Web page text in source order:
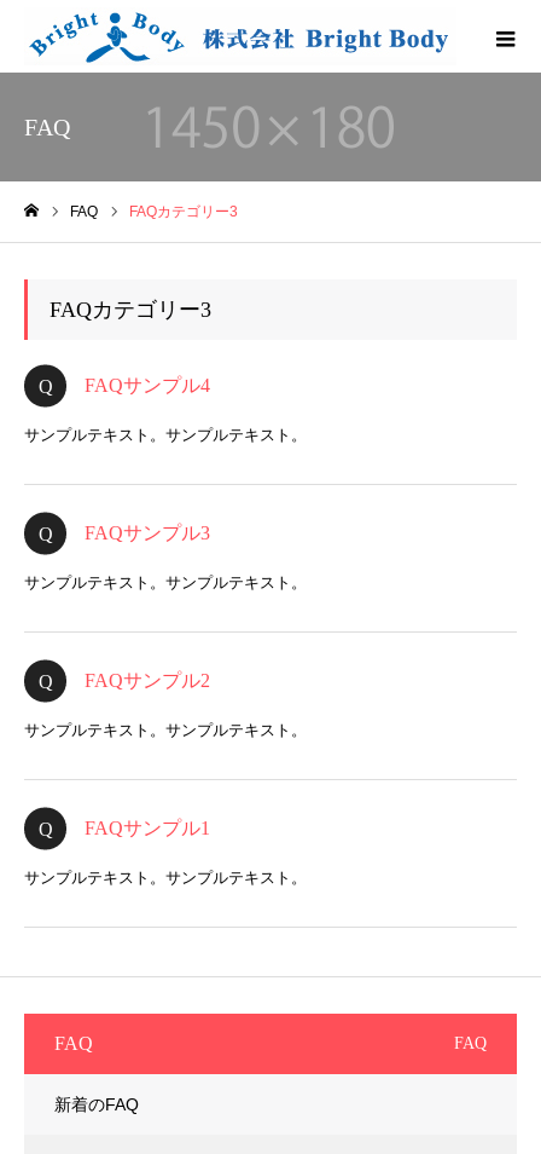
FAQ
FAQ FAQカテゴリー3
FAQカテゴリー3
FAQサンプル4
サンプルテキスト。サンプルテキスト。
FAQサンプル3
サンプルテキスト。サンプルテキスト。
FAQサンプル2
サンプルテキスト。サンプルテキスト。
FAQサンプル1
サンプルテキスト。サンプルテキスト。
FAQ FAQ
新着のFAQ